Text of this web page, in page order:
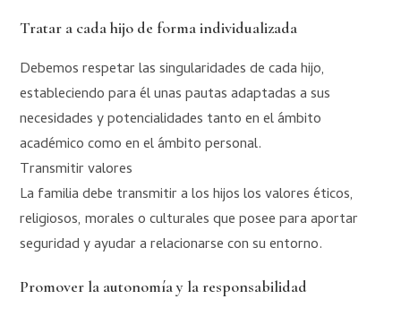
Tratar a cada hijo de forma individualizada
Debemos respetar las singularidades de cada hijo,
estableciendo para él unas pautas adaptadas a sus
necesidades y potencialidades tanto en el ámbito
académico como en el ámbito personal.
Transmitir valores
La familia debe transmitir a los hijos los valores éticos,
religiosos, morales o culturales que posee para aportar
seguridad y ayudar a relacionarse con su entorno.
Promover la autonomía y la responsabilidad